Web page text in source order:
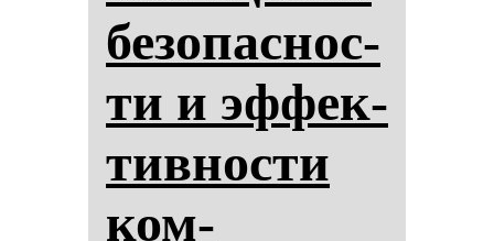
бе­зо­пас­нос­
ти и эф­фек­
тив­нос­ти
ком­